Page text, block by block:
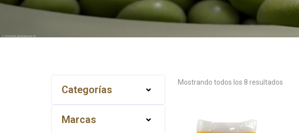
Categorías
Marcas
Mostrando todos los 8 resultados